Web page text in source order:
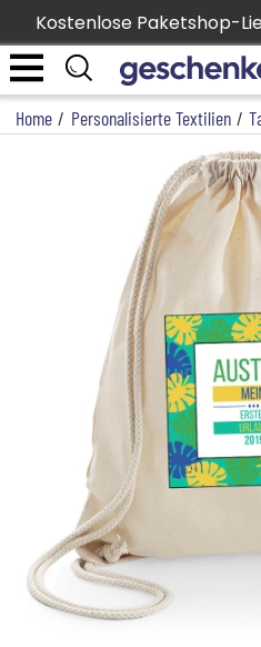
Kostenlose Paketshop-
Home / Personalisierte Textilien /